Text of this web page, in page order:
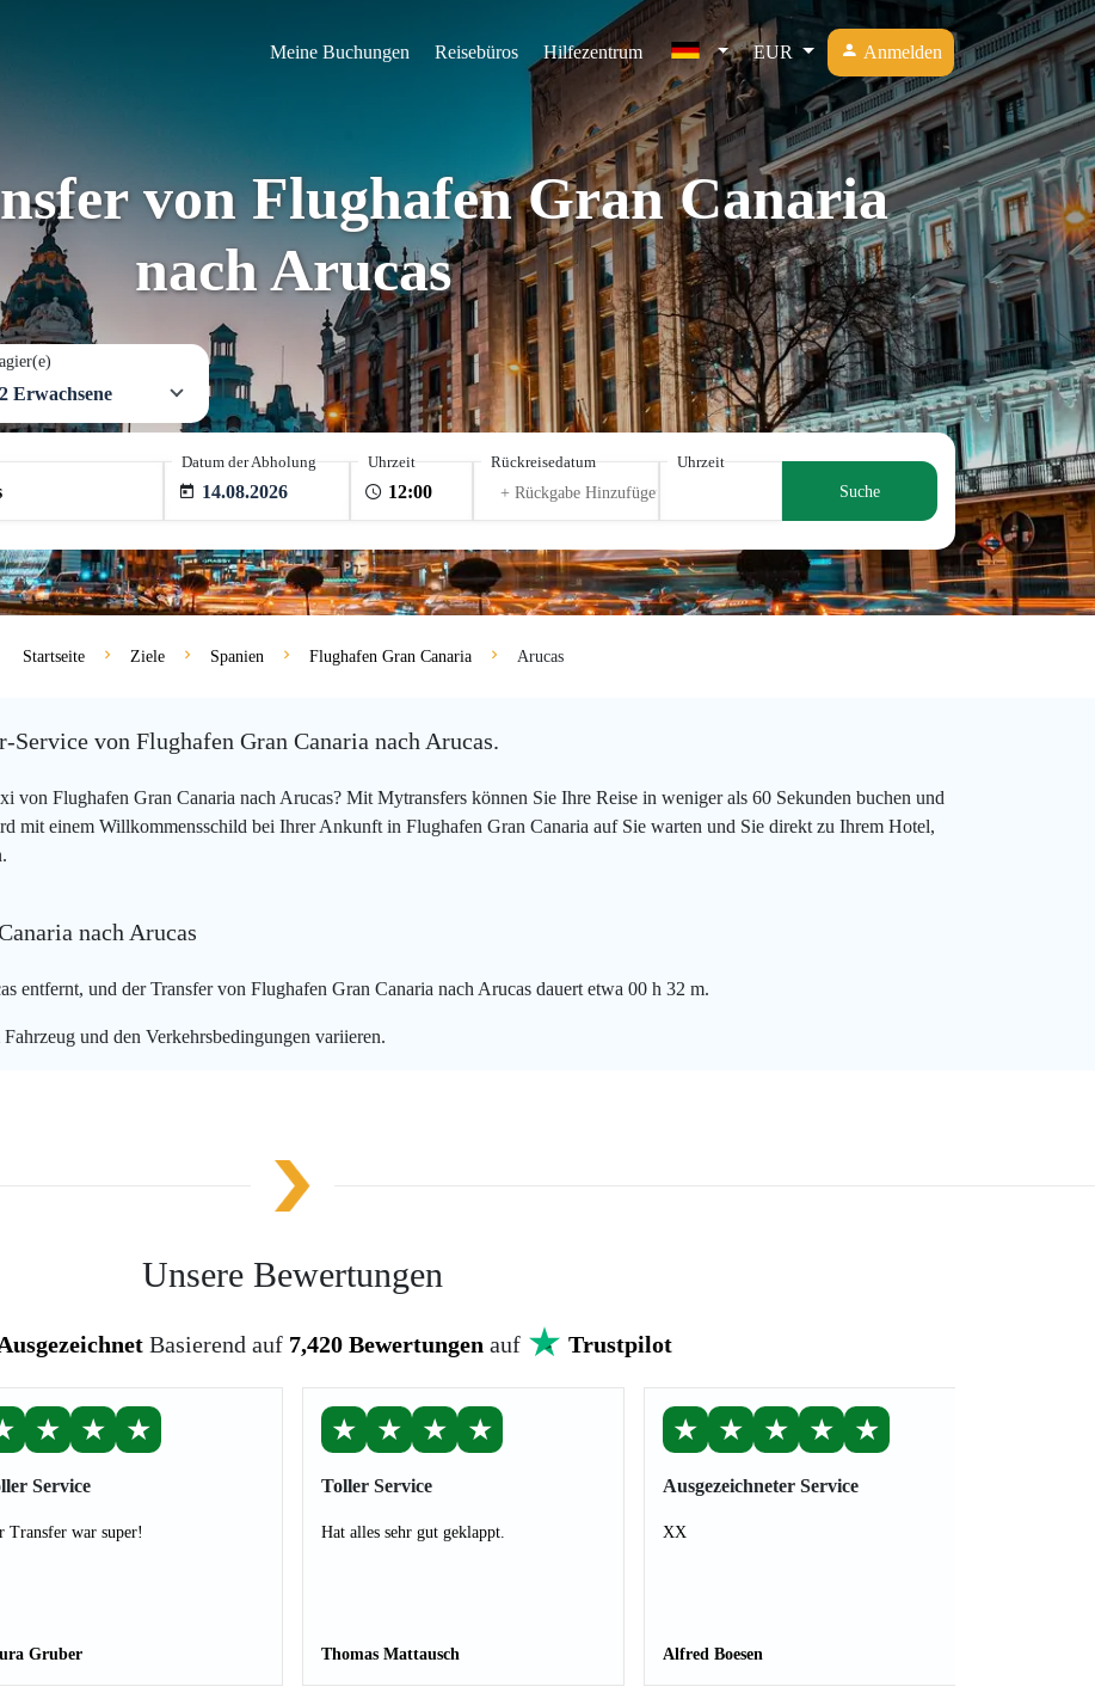
Meine Buchungen Reisebüros Hilfezentrum EUR Anmelden
von Flughafen Gran Canaria
nach Arucas
2 Erwachsene
Datum der Abholung
14.08.2026
Uhrzeit
Rückreisedatum
+ Rückgabe Hinzufügen
Uhrzeit
Suche
Startseite Ziele Spanien Flughafen Gran Canaria Arucas
von Flughafen Gran Canaria nach Arucas.
von Flughafen Gran Canaria nach Arucas? Mit Mytransfers können Sie Ihre Reise in weniger als 60 Sekunden buchen und
mit einem Willkommensschild bei Ihrer Ankunft in Flughafen Gran Canaria auf Sie warten und Sie direkt zu Ihrem Hotel,
nach Arucas
entfernt, und der Transfer von Flughafen Gran Canaria nach Arucas dauert etwa 00 h 32 m.
und den Verkehrsbedingungen variieren.
Unsere Bewertungen
Basierend auf 7,420 Bewertungen auf Trustpilot
★ ★ ★
Service
Transfer war super!
Gruber
★ ★ ★ ★
Toller Service
Hat alles sehr gut geklappt.
Thomas Mattausch
★ ★ ★ ★ ★
Ausgezeichneter Service
XX
Alfred Boesen